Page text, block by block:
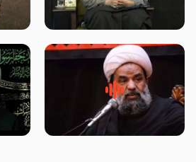
لقب حضرت رقیه سلام الله علیها به
چه معناست – حجت الاسلام علوی
سلام جوانی که امام حسین علیه
السلام خودش جوابش را دادند